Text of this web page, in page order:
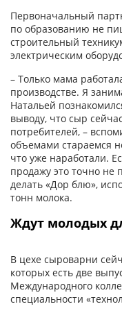
Первоначальный
по образованию не
строительный
электрическим
– Только мама
производстве. Я
Натальей
выводу, что сыр
потребителей, –
объемами стараемся
что уже наработали.
продажу это точно не
делать «Дор блю»,
тонн молока.
Ждут молодых
В цехе сыроварни
которых есть две
Международного
специальности